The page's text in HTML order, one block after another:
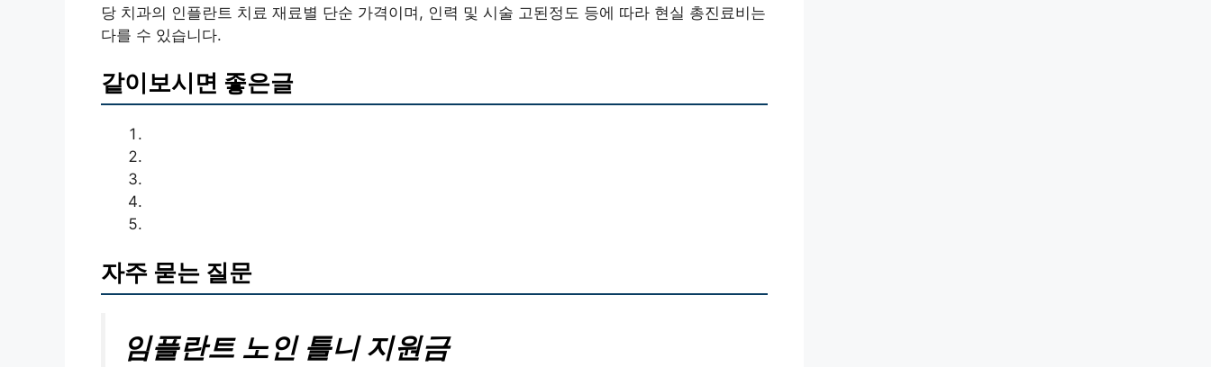
당 치과의 인플란트 치료 재료별 단순 가격이며, 인력 및 시술 고된정도 등에 따라 현실 총진료비는
다를 수 있습니다.
같이보시면 좋은글
자주 묻는 질문
임플란트 노인 틀니 지원금